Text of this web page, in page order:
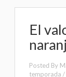
El
Posted By
temporada /